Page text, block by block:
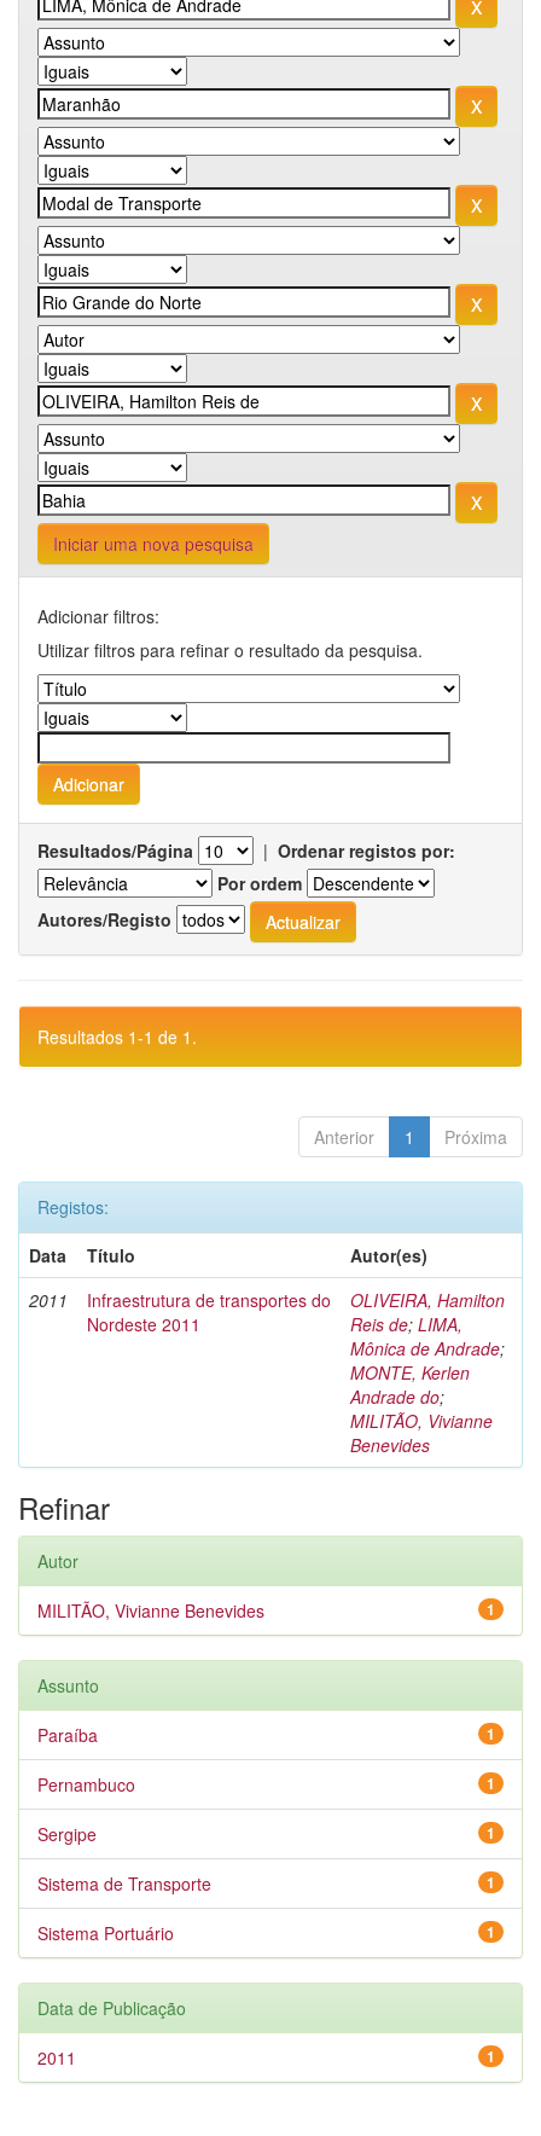
Iniciar uma nova pesquisa
Adicionar filtros:
Utilizar filtros para refinar o resultado da pesquisa.
Resultados/Página | Ordenar registos por:
Por ordem
Autores/Registo
Resultados 1-1 de 1.
Anterior 1 Próxima
Registos:
Data
Título
Autor(es)
2011
Infraestrutura de transportes do
Nordeste 2011
OLIVEIRA, Hamilton
Reis de; LIMA,
Mônica de Andrade;
MONTE, Kerlen
Andrade do;
MILITÃO, Vivianne
Benevides
Refinar
Autor
1
MILITÃO, Vivianne Benevides
Assunto
1
Paraíba
1
Pernambuco
1
Sergipe
1
Sistema de Transporte
1
Sistema Portuário
Data de Publicação
1
2011